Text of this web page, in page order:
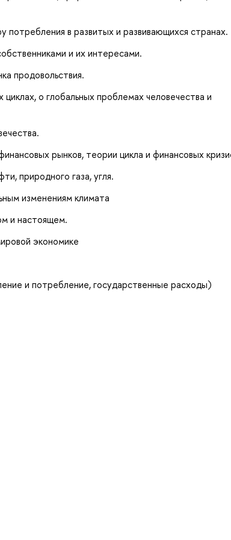
в развитых и развивающихся странах.
и их интересами.
продовольствия.
о глобальных проблемах человечества и
рынков, теории цикла и финансовых
природного газа, угля.
изменениям климата
и настоящем.
экономике
и потребление, государственные расходы)